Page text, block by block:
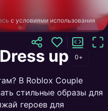
с условиями использования
up 0+
В Roblox Couple
стильные образы для
героев для